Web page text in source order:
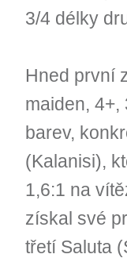
3/4 délky
Hned první
maiden, 4+,
barev,
(Kalanisi),
1,6:1 na
získal své
třetí Saluta